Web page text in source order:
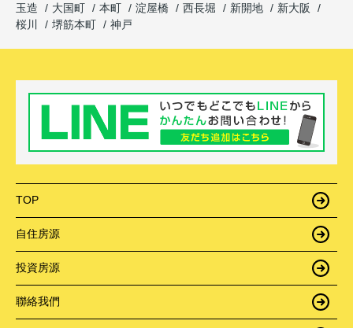
玉造
大国町 本町 淀屋橋 西長堀 新開地
新大阪
桜川
堺筋本町 神戸
TOP
自住房源
投資房源
聯絡我們